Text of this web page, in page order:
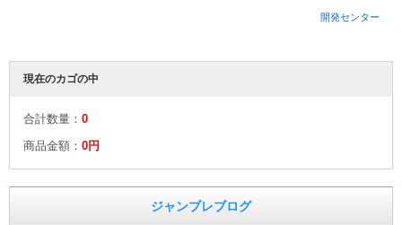
開発センター
現在のカゴの中
合計数量： 0
商品金額： 0円
ジャンブレブログ